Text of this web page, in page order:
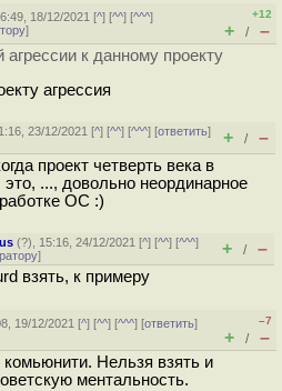
18/12/2021 [^] [^^] [^^^]
]
+12
+ / –
к данному проекту
агрессия
23/12/2021 [^] [^^] [^^^] [ответить]
+ / –
проект четверть века в
..., довольно неординарное
ОС :)
(?), 15:16, 24/12/2021 [^] [^^] [^^^]
] + / –
взять, к примеру
19/12/2021 [^] [^^] [^^^] [ответить]
–7
+ / –
Нельзя взять и
ментальность.